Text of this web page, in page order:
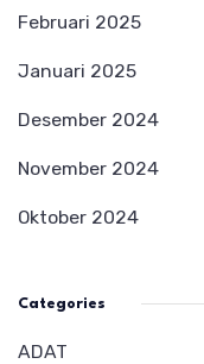
Februari 2025
Januari 2025
Desember 2024
November 2024
Oktober 2024
Categories
ADAT